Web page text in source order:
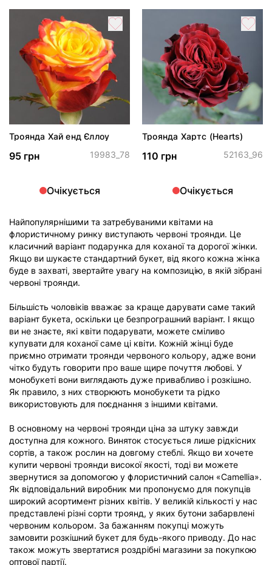
Троянда Хай енд Єллоу
95 грн 19983_78
Очікується
Троянда Хартс (Hearts)
110 грн 52163_96
Очікується
Найпопулярнішими та затребуваними квітами на
флористичному ринку виступають червоні троянди. Це
класичний варіант подарунка для коханої та дорогої жінки.
Якщо ви шукаєте стандартний букет, від якого кожна жінка
буде в захваті, звертайте увагу на композицію, в якій зібрані
червоні троянди.
Більшість чоловіків вважає за краще дарувати саме такий
варіант букета, оскільки це безпрограшний варіант. І якщо
ви не знаєте, які квіти подарувати, можете сміливо
купувати для коханої саме ці квіти. Кожній жінці буде
приємно отримати троянди червоного кольору, адже вони
чітко будуть говорити про ваше щире почуття любові. У
монобукеті вони виглядають дуже привабливо і розкішно.
Як правило, з них створюють монобукети та рідко
використовують для поєднання з іншими квітами.
В основному на червоні троянди ціна за штуку завжди
доступна для кожного. Виняток стосується лише рідкісних
сортів, а також рослин на довгому стеблі. Якщо ви хочете
купити червоні троянди високої якості, тоді ви можете
звернутися за допомогою у флористичний салон «Camellia».
Як відповідальний виробник ми пропонуємо для покупців
широкий асортимент різних квітів. У великій кількості у нас
представлені різні сорти троянд, у яких бутони забарвлені
червоним кольором. За бажанням покупці можуть
замовити розкішний букет для будь-якого приводу. До нас
також можуть звертатися роздрібні магазини за покупкою
оптової партії.